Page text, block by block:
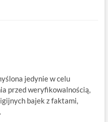
jedynie w celu
przed weryfikowalnością,
bajek z faktami,